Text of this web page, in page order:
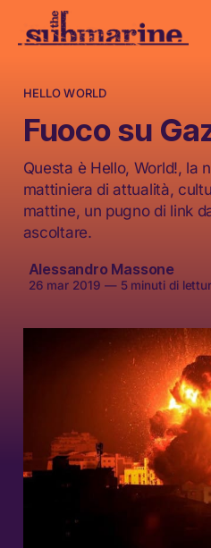
HELLO WORLD
Fuoco su
Questa è Hello, World!, la
mattiniera di attualità,
mattine, un pugno di link
ascoltare.
Alessandro Massone
26 mar 2019 —5 minuti di